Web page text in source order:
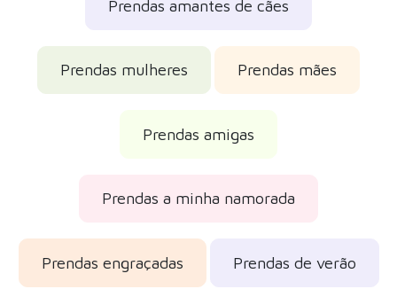
Prendas amantes de cães
Prendas mulheres Prendas mães
Prendas amigas
Prendas a minha namorada
Prendas engraçadas Prendas de verão